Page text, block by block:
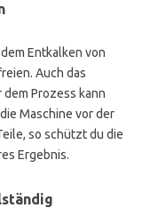
Entkalken von
Auch das
Prozess kann
Maschine vor der
so schützt du die
Ergebnis.